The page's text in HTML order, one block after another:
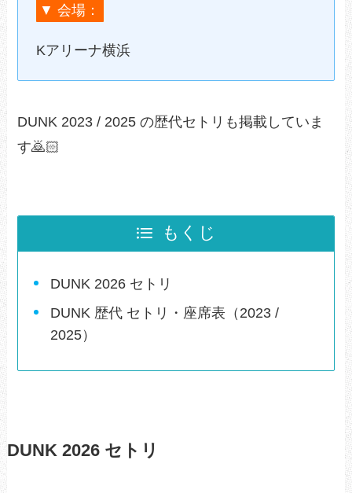
▼ 会場：
Kアリーナ横浜
DUNK 2023 / 2025 の歴代セトリも掲載していま
す🙇🏻
もくじ
DUNK 2026 セトリ
DUNK 歴代 セトリ・座席表（2023 /
2025）
DUNK 2026 セトリ